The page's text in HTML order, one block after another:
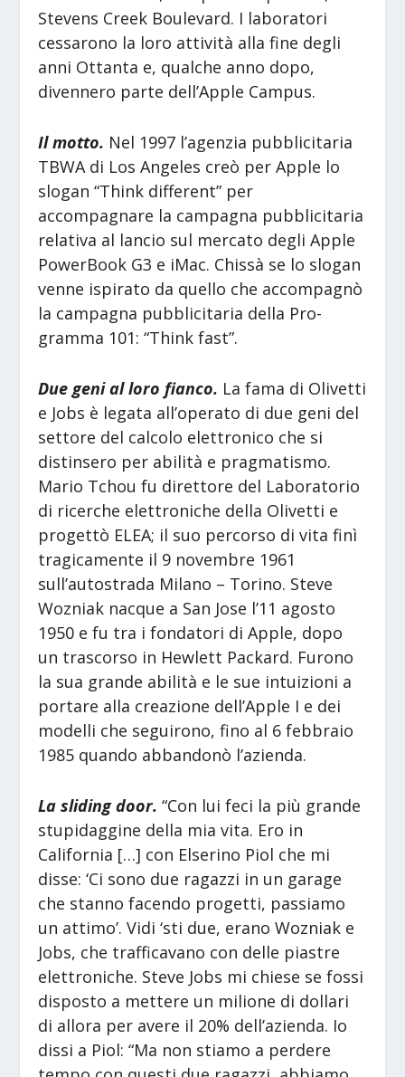
Stevens Creek Boulevard. I laboratori
cessarono la loro attività alla fine degli
anni Ottanta e, qualche anno dopo,
divennero parte dell’Apple Campus.
Il motto. Nel 1997 l’agenzia pubblicitaria
TBWA di Los Angeles creò per Apple lo
slogan “Think different” per
accompagnare la campagna pubblicitaria
relativa al lancio sul mercato degli Apple
PowerBook G3 e iMac. Chissà se lo slogan
venne ispirato da quello che accompagnò
la campagna pubblicitaria della Pro-
gramma 101: “Think fast”.
Due geni al loro fianco. La fama di Olivetti
e Jobs è legata all’operato di due geni del
settore del calcolo elettronico che si
distinsero per abilità e pragmatismo.
Mario Tchou fu direttore del Laboratorio
di ricerche elettroniche della Olivetti e
progettò ELEA; il suo percorso di vita finì
tragicamente il 9 novembre 1961
sull’autostrada Milano – Torino. Steve
Wozniak nacque a San Jose l’11 agosto
1950 e fu tra i fondatori di Apple, dopo
un trascorso in Hewlett Packard. Furono
la sua grande abilità e le sue intuizioni a
portare alla creazione dell’Apple I e dei
modelli che seguirono, fino al 6 febbraio
1985 quando abbandonò l’azienda.
La sliding door.“Con lui feci la più grande
stupidaggine della mia vita. Ero in
California […] con Elserino Piol che mi
disse: ‘Ci sono due ragazzi in un garage
che stanno facendo progetti, passiamo
un attimo’. Vidi ‘sti due, erano Wozniak e
Jobs, che trafficavano con delle piastre
elettroniche. Steve Jobs mi chiese se fossi
disposto a mettere un milione di dollari
di allora per avere il 20% dell’azienda. Io
dissi a Piol: “Ma non stiamo a perdere